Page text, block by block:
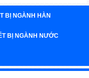
BỊ NGÀNH HÀN
BỊ NGÀNH NƯỚC